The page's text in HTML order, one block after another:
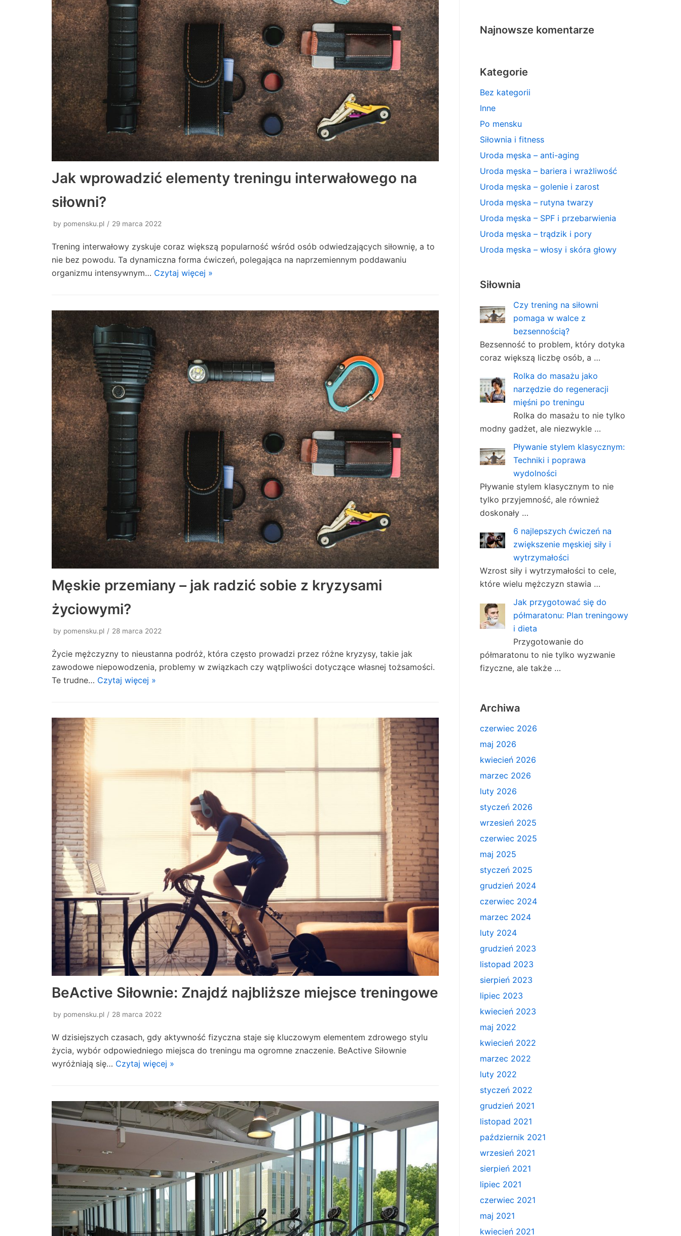
Jak wprowadzić elementy treningu interwałowego na
siłowni?
by pomensku.pl 29 marca 2022
Trening interwałowy zyskuje coraz większą popularność wśród osób odwiedzających siłownię, a to
nie bez powodu. Ta dynamiczna forma ćwiczeń, polegająca na naprzemiennym poddawaniu
organizmu intensywnym… Czytaj więcej »
Męskie przemiany – jak radzić sobie z kryzysami
życiowymi?
by pomensku.pl 28 marca 2022
Życie mężczyzny to nieustanna podróż, która często prowadzi przez różne kryzysy, takie jak
zawodowe niepowodzenia, problemy w związkach czy wątpliwości dotyczące własnej tożsamości.
Te trudne… Czytaj więcej »
BeActive Siłownie: Znajdź najbliższe miejsce treningowe
by pomensku.pl 28 marca 2022
W dzisiejszych czasach, gdy aktywność fizyczna staje się kluczowym elementem zdrowego stylu
życia, wybór odpowiedniego miejsca do treningu ma ogromne znaczenie. BeActive Siłownie
wyróżniają się… Czytaj więcej »
Najnowsze komentarze
Kategorie
Bez kategorii
Inne
Po mensku
Siłownia i fitness
Uroda męska – anti-aging
Uroda męska – bariera i wrażliwość
Uroda męska – golenie i zarost
Uroda męska – rutyna twarzy
Uroda męska – SPF i przebarwienia
Uroda męska – trądzik i pory
Uroda męska – włosy i skóra głowy
Siłownia
Czy trening na siłowni
pomaga w walce z
bezsennością?
Bezsenność to problem, który dotyka
coraz większą liczbę osób, a …
Rolka do masażu jako
narzędzie do regeneracji
mięśni po treningu
Rolka do masażu to nie tylko
modny gadżet, ale niezwykle …
Pływanie stylem klasycznym:
Techniki i poprawa
wydolności
Pływanie stylem klasycznym to nie
tylko przyjemność, ale również
doskonały …
6 najlepszych ćwiczeń na
zwiększenie męskiej siły i
wytrzymałości
Wzrost siły i wytrzymałości to cele,
które wielu mężczyzn stawia …
Jak przygotować się do
półmaratonu: Plan treningowy
i dieta
Przygotowanie do
półmaratonu to nie tylko wyzwanie
fizyczne, ale także …
Archiwa
czerwiec 2026
maj 2026
kwiecień 2026
marzec 2026
luty 2026
styczeń 2026
wrzesień 2025
czerwiec 2025
maj 2025
styczeń 2025
grudzień 2024
czerwiec 2024
marzec 2024
luty 2024
grudzień 2023
listopad 2023
sierpień 2023
lipiec 2023
kwiecień 2023
maj 2022
kwiecień 2022
marzec 2022
luty 2022
styczeń 2022
grudzień 2021
listopad 2021
październik 2021
wrzesień 2021
sierpień 2021
lipiec 2021
czerwiec 2021
maj 2021
kwiecień 2021